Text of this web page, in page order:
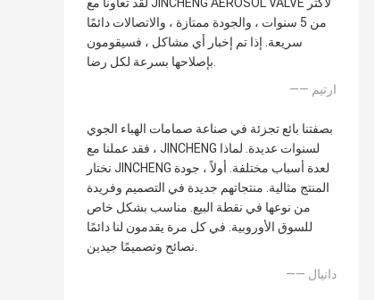
لقد تعاونا مع JINCHENG AEROSOL VALVE لأكثر
من 5 سنوات ، والجودة ممتازة ، والاتصالات دائمًا
سريعة. إذا تم إخبار أي مشاكل ، فسيقومون
بإصلاحها بسرعة لكل رضا.
—— ارتيم
بصفتنا بائع تجزئة في صناعة صمامات الهباء الجوي
، فقد عملنا مع JINCHENG لسنوات عديدة. لماذا
نختار JINCHENG لعدة أسباب مختلفة. أولاً ، جودة
المنتج مثالية. منتجاتهم جديدة في التصميم وفريدة
من نوعها في نقطة البيع. مناسب بشكل خاص
للسوق الأوروبية. في كل مرة يقدمون لنا دائمًا
نصائح وتصميمًا جيدين.
—— دانيال